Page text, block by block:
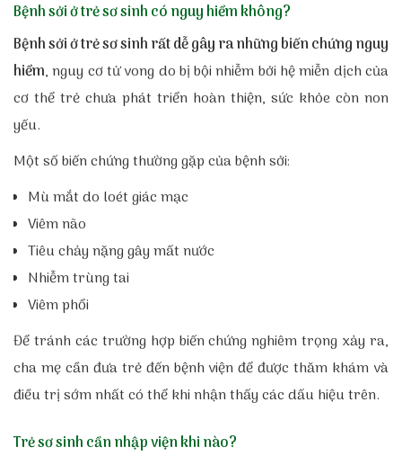
Bệnh sởi ở trẻ sơ sinh có nguy hiểm không?
Bệnh sởi ở trẻ sơ sinh rất dễ gây ra những biến chứng nguy
hiểm, nguy cơ tử vong do bị bội nhiễm bởi hệ miễn dịch của
cơ thể trẻ chưa phát triển hoàn thiện, sức khỏe còn non
yếu.
Một số biến chứng thường gặp của bệnh sởi:
Mù mắt do loét giác mạc
Viêm não
Tiêu chảy nặng gây mất nước
Nhiễm trùng tai
Viêm phổi
Để tránh các trường hợp biến chứng nghiêm trọng xảy ra,
cha mẹ cần đưa trẻ đến bệnh viện để được thăm khám và
điều trị sớm nhất có thể khi nhận thấy các dấu hiệu trên.
Trẻ sơ sinh cần nhập viện khi nào?